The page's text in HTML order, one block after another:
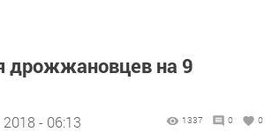
дрожжановцев на 9
- 06:13 1337 0 0